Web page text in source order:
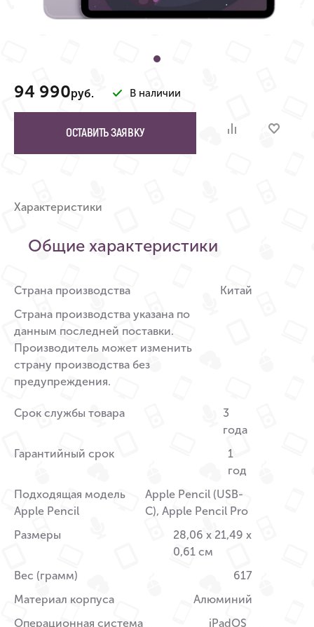
94 990руб. В наличии
ОСТАВИТЬ ЗАЯВКУ
Характеристики
Общие характеристики
Страна производства
Страна производства указана по
данным последней поставки.
Производитель может изменить
страну производства без
предупреждения.
Китай
Срок службы товара
3
года
Гарантийный срок
1
год
Подходящая модель
Apple Pencil
Apple Pencil (USB-
C), Apple Pencil Pro
Размеры
28,06 x 21,49 x
0,61 см
Вес (грамм)
617
Материал корпуса
Алюминий
Операционная система
iPadOS